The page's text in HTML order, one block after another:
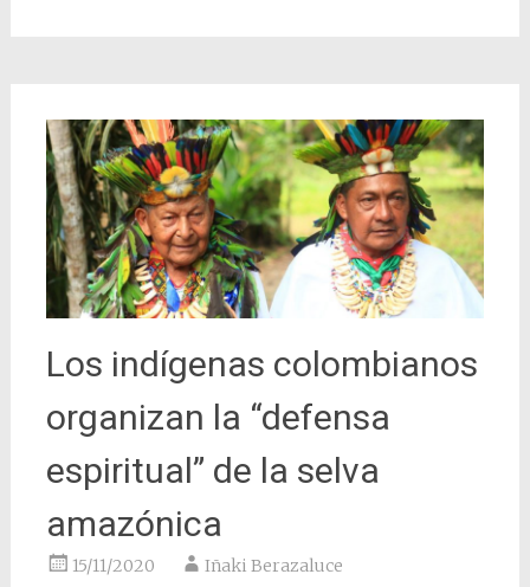
Los indígenas colombianos
organizan la “defensa
espiritual” de la selva
amazónica
15/11/2020 Iñaki Berazaluce